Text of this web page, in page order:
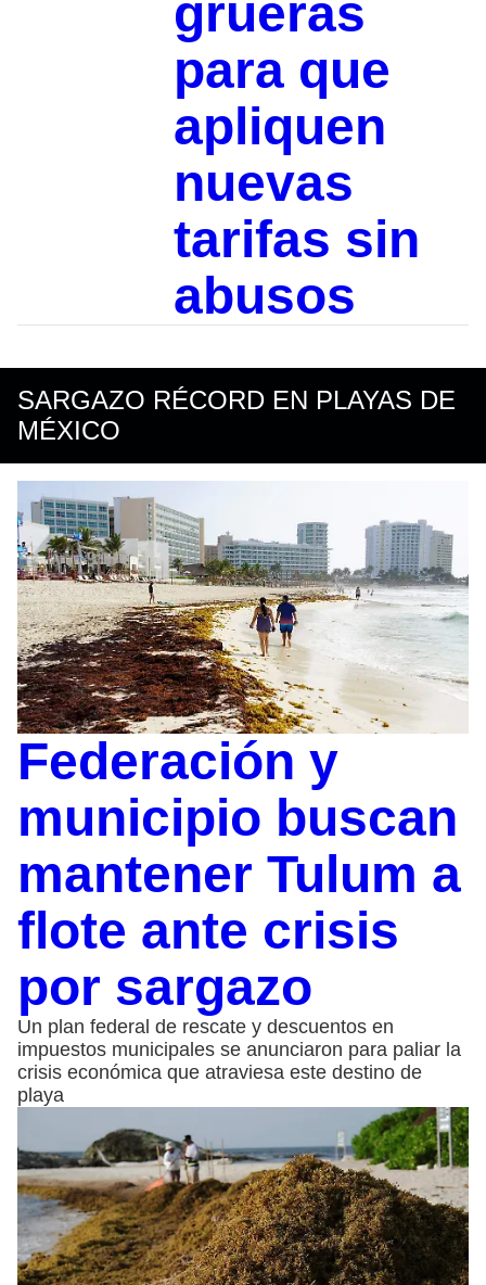
grueras
para que
apliquen
nuevas
tarifas sin
abusos
SARGAZO RÉCORD EN PLAYAS DE
MÉXICO
Federación y
municipio buscan
mantener Tulum a
flote ante crisis
por sargazo
Un plan federal de rescate y descuentos en
impuestos municipales se anunciaron para paliar la
crisis económica que atraviesa este destino de
playa